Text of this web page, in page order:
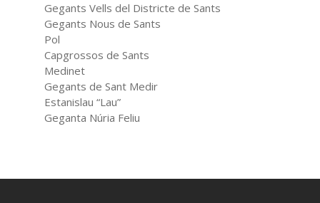
Gegants Vells del Districte de Sants
Gegants Nous de Sants
Pol
Capgrossos de Sants
Medinet
Gegants de Sant Medir
Estanislau “Lau”
Geganta Núria Feliu